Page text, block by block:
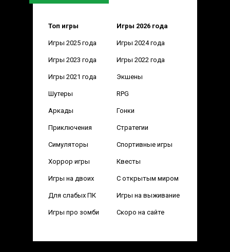
Топ игры Игры 2026 года
Игры 2025 года Игры 2024 года
Игры 2023 года Игры 2022 года
Игры 2021 года Экшены
Шутеры RPG
Аркады Гонки
Приключения Стратегии
Симуляторы Спортивные игры
Хоррор игры Квесты
Игры на двоих С открытым миром
Для слабых ПК Игры на выживание
Игры про зомби Скоро на сайте